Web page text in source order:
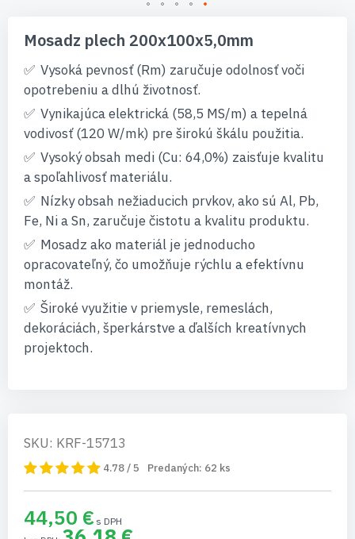
začiatok
galérie
obrázkov
Mosadz plech 200x100x5,0mm
Vysoká pevnosť (Rm) zaručuje odolnosť voči
opotrebeniu a dlhú životnosť.
Vynikajúca elektrická (58,5 MS/m) a tepelná
vodivosť (120 W/mk) pre širokú škálu použitia.
Vysoký obsah medi (Cu: 64,0%) zaisťuje kvalitu
a spoľahlivosť materiálu.
Nízky obsah nežiaducich prvkov, ako sú Al, Pb,
Fe, Ni a Sn, zaručuje čistotu a kvalitu produktu.
Mosadz ako materiál je jednoducho
opracovateľný, čo umožňuje rýchlu a efektívnu
montáž.
Široké využitie v priemysle, remeslách,
dekoráciách, šperkárstve a ďalších kreatívnych
projektoch.
SKU: KRF-15713
4.78 / 5 Predaných: 62 ks
44,50 €